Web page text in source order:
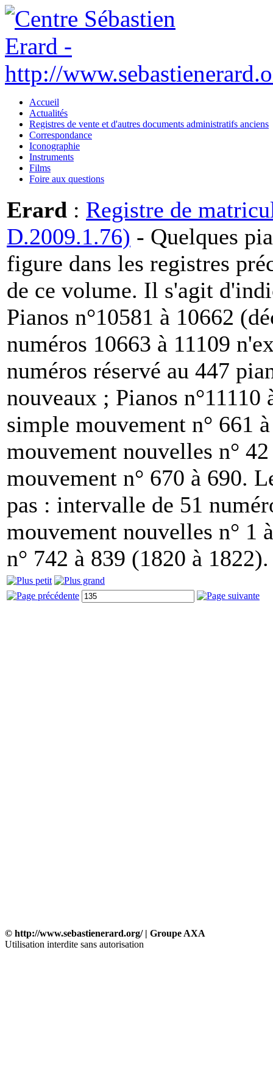
Accueil
Actualités
Registres de vente et d'autres documents administratifs anciens
Correspondance
Iconographie
Instruments
Films
Foire aux questions
Erard : Registre de
D.2009.1.76) - Quelques
figure dans les registres
de ce volume. Il s'agit
Pianos n°10581 à 10662
numéros 10663 à 11109
numéros réservé au 447
nouveaux ; Pianos
simple mouvement n° 661
mouvement nouvelles n°
mouvement n° 670 à 690.
pas : intervalle de 51
mouvement nouvelles n° 1
n° 742 à 839 (1820 à 1822).
© http://www.sebastienerard.org/ | Groupe AXA
Utilisation interdite sans autorisation